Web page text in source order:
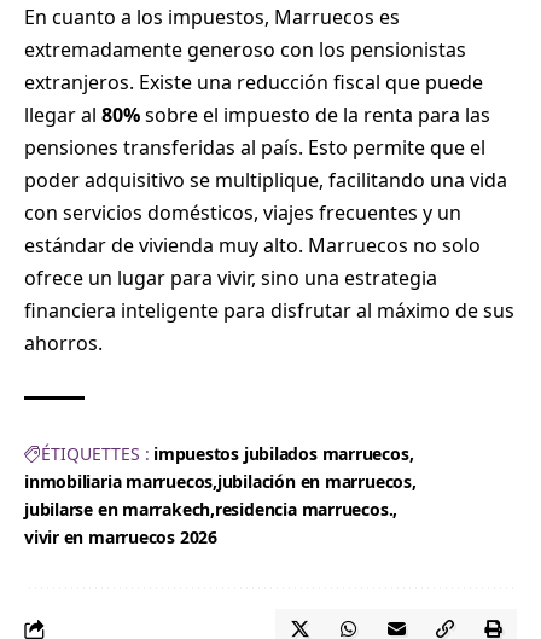
En cuanto a los impuestos, Marruecos es
extremadamente generoso con los pensionistas
extranjeros. Existe una reducción fiscal que puede
llegar al 80%sobre el impuesto de la renta para las
pensiones transferidas al país. Esto permite que el
poder adquisitivo se multiplique, facilitando una vida
con servicios domésticos, viajes frecuentes y un
estándar de vivienda muy alto. Marruecos no solo
ofrece un lugar para vivir, sino una estrategia
financiera inteligente para disfrutar al máximo de sus
ahorros.
ÉTIQUETTES : impuestos jubilados marruecos
inmobiliaria marruecos jubilación en marruecos
jubilarse en marrakech residencia marruecos.
vivir en marruecos 2026